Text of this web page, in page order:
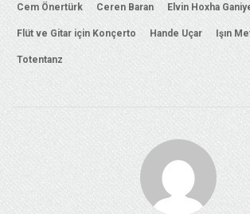
Cem Önertürk Ceren Baran Elvin Hoxha
Flüt ve Gitar için Konçerto Hande Uçar Işın
Totentanz